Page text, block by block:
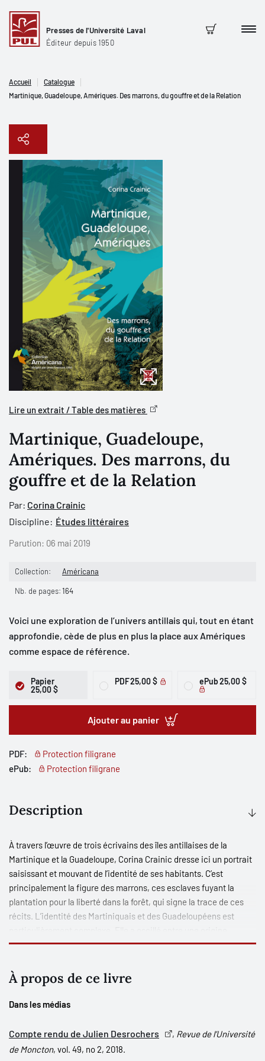
Presses de l'Université Laval
Éditeur depuis 1950
Panier
Accueil
Catalogue
Martinique, Guadeloupe, Amériques. Des marrons, du gouffre et de la Relation
Copier le lien
Lire un extrait / Table des matières
Martinique, Guadeloupe,
Amériques. Des marrons, du
gouffre et de la Relation
Par: Corina Crainic
Discipline: Études littéraires
Parution: 06 mai 2019
Collection: Américana
Nb. de pages:164
Voici une exploration de l’univers antillais qui, tout en étant
approfondie, cède de plus en plus la place aux Amériques
comme espace de référence.
Papier
25,00 $
PDF25,00 $ ePub25,00 $
Ajouter au panier
PDF:
Protection filigrane
ePub:
Protection filigrane
Description
À travers l’œuvre de trois écrivains des îles antillaises de la
Martinique et la Guadeloupe, Corina Crainic dresse ici un portrait
saisissant et mouvant de l’identité de ses habitants. C’est
principalement la figure des marrons, ces esclaves fuyant la
plantation pour la liberté dans la forêt, qui signe la trace de ces
récits. L’identité des Martiniquais et des Guadeloupéens est
africaine dont l’expérience coloniale a oblitéré la filiation, une
consentie, et une insertion socioéconomique sur un territoire qui
suinte encore la douleur de l’esclavage.
créolité, le marron, le seul véritable héros antillais décrit dans ces
travaux d’écrivains récents, s’ouvre sur l’américanité. Une
À propos de ce livre
Dans les médias
Compte rendu de Julien Desrochers , Revue de l’Université
de Moncton, vol. 49, no 2, 2018.